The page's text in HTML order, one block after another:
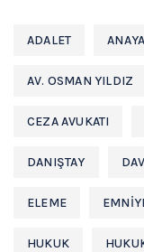
ADALET
AV. OSMAN YILDIZ
CEZA AVUKATI
DANIŞTAY
ELEME
HUKUK